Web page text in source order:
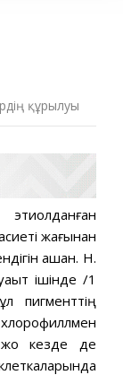
құрылуы
жағынан
ашқан. Н.
ішінде /1
пигменттің
хлорофиллмен
кезде де